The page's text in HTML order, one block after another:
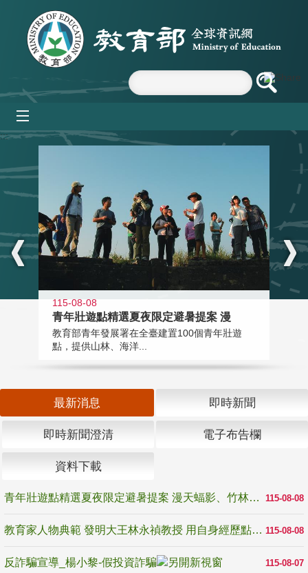
跳到主要內容區塊
:::
115-08-08
青年壯遊點精選夏夜限定避暑提案 漫
教育部青年發展署在全臺建置100個青年壯遊
點，提供山林、海洋...
最新消息 即時新聞
即時新聞澄清 電子布告欄
資料下載
115-08-08
青年壯遊點精選夏夜限定避暑提案 漫天蝠影、竹林尋蛙、茶香夜觀 邀青年暮色出發
115-08-08
教育家人物典範 發明大王林永禎教授 用自身經歷點亮學生的路
115-08-07
反詐騙宣導_楊小黎-假投資詐騙